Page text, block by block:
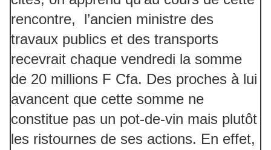
rencontre, l’ancien ministre des
travaux publics et des transports
recevrait chaque vendredi la somme
de 20 millions F Cfa. Des proches à lui
avancent que cette somme ne
constitue pas un pot-de-vin mais plutôt
les ristournes de ses actions. En effet,